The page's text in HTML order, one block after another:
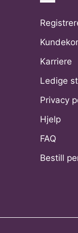
Karriere
Ledige
Privacy
Hjelp
FAQ
Bestill